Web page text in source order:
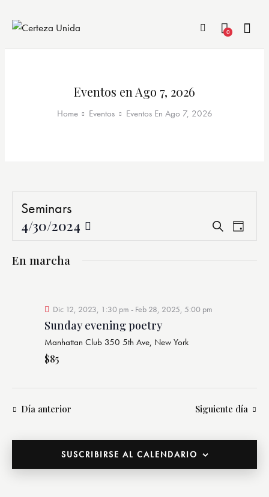
0
Eventos en Ago 7, 2026
Home Eventos Eventos En Ago 7, 2026
Seminars
de
BuscarDía
4/30/2024
fecha.
En marcha
Dic 12, 2023, 1:30 pm - Feb 28, 2025, 5:00 pm
Sunday evening poetry
Manhattan Club 350 5th Ave, New York
$85
Día anterior Siguiente día
SUSCRIBIRSE AL CALENDARIO